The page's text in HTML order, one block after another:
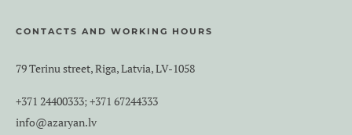
CONTACTS AND WORKING HOURS
79 Terinu street, Riga, Latvia, LV-1058
+371 24400333; +371 67244333
info@azaryan.lv